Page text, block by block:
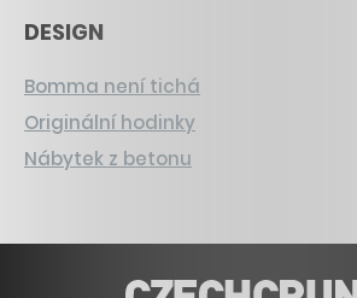
DESIGN
Bomma není tichá
Originální hodinky
Nábytek z betonu